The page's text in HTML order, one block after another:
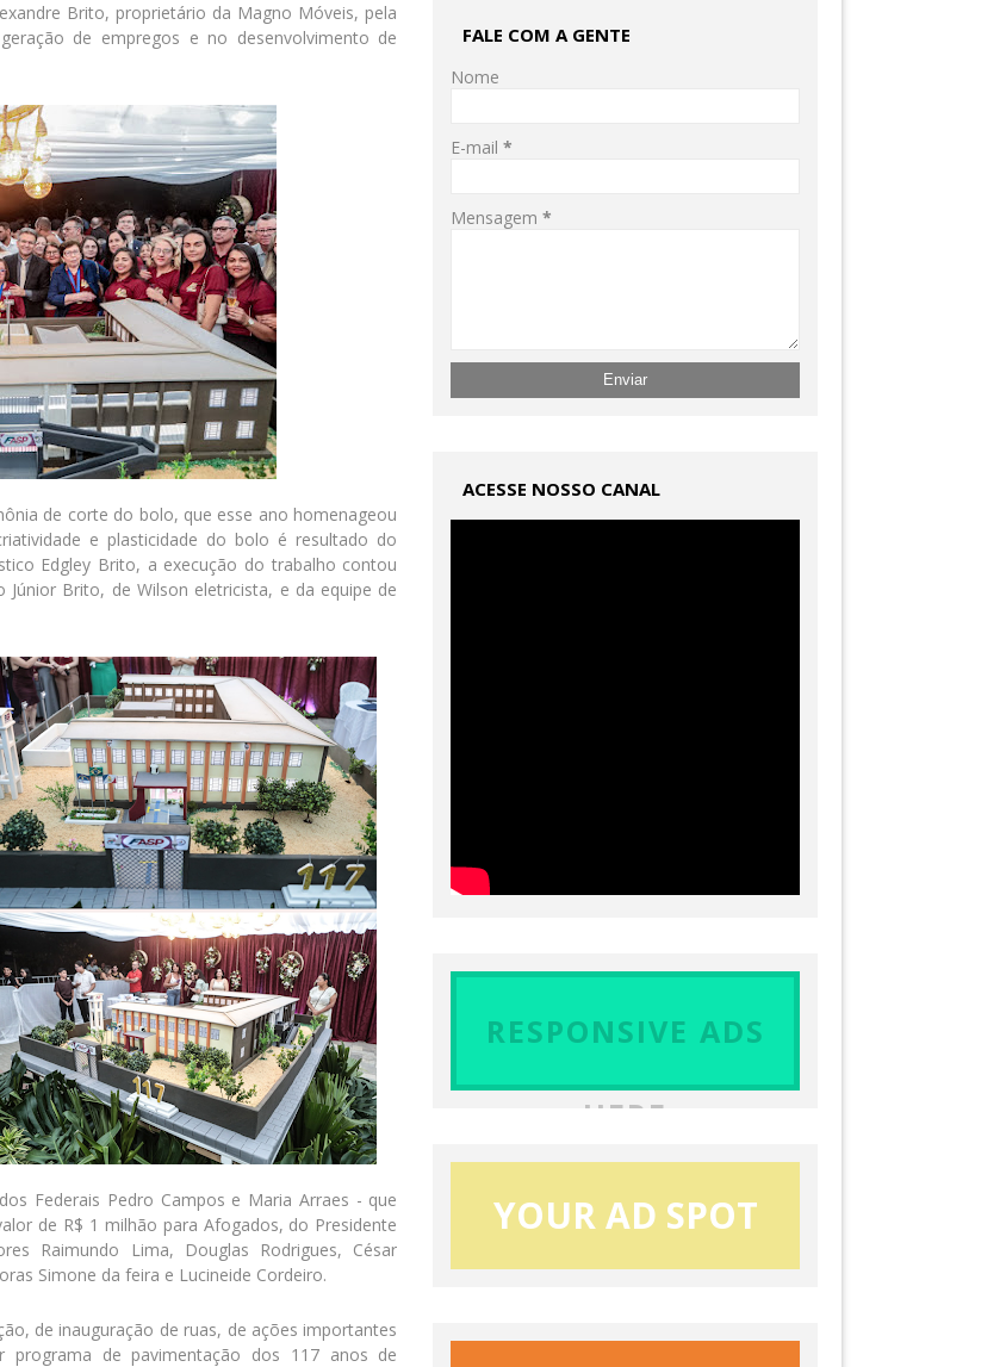
Brito, proprietário da Magno Móveis, pela
de empregos e no desenvolvimento de
de corte do bolo, que esse ano homenageou
e plasticidade do bolo é resultado do
Edgley Brito, a execução do trabalho contou
Brito, de Wilson eletricista, e da equipe de
Federais Pedro Campos e Maria Arraes - que
de R$ 1 milhão para Afogados, do Presidente
Raimundo Lima, Douglas Rodrigues, César
Simone da feira e Lucineide Cordeiro.
de inauguração de ruas, de ações importantes
de pavimentação dos 117 anos de
FALE COM A GENTE
Nome
E-mail*
Mensagem*
ACESSE NOSSO CANAL
RESPONSIVE ADS
HERE
YOUR AD SPOT